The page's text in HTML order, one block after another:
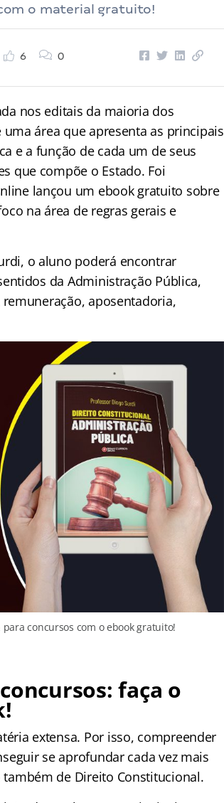
o material gratuito!
6 0
nos editais da maioria dos
área que apresenta as principais
e a função de cada um de seus
que compõe o Estado. Foi
lançou um ebook gratuito sobre
na área de regras gerais e
o aluno poderá encontrar
da Administração Pública,
aposentadoria,
concursos com o ebook gratuito!
faça o
extensa. Por isso, compreender
se aprofundar cada vez mais
de Direito Constitucional.